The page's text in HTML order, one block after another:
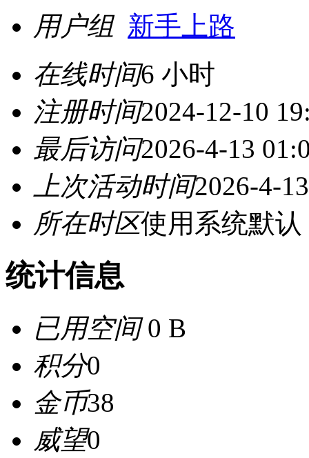
用户组 新手上路
在线时间6 小时
注册时间2024-12-10
最后访问2026-4-13
上次活动时间2026-4-
所在时区使用系统默认
统计信息
已用空间0 B
积分0
金币38
威望0